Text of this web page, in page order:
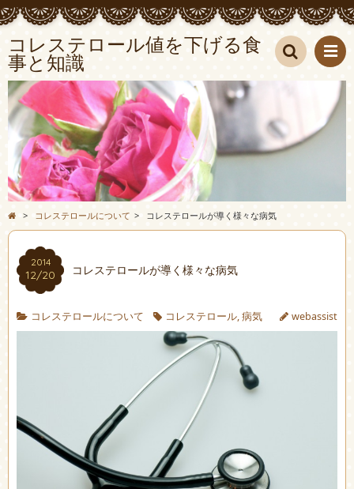
コレステロール値を下げる食
事と知識
> コレステロールについて > コレステロールが導く様々な病気
2014
12/20 コレステロールが導く様々な病気
コレステロールについて コレステロール,病気 webassist